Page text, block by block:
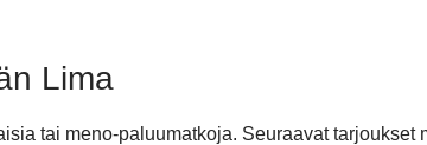
Lima
tai meno-paluumatkoja. Seuraavat tarjoukset